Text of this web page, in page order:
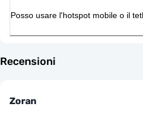
Posso usare l'hotspot mobile o il
Recensioni
Zoran